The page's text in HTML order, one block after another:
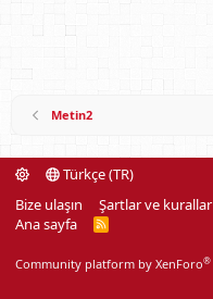
Metin2
Türkçe (TR)
Bize ulaşın
Şartlar ve kurallar
Ana sayfa
R
Community platform by XenForo®